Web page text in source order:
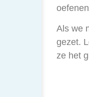
Als we
gezet.
ze het